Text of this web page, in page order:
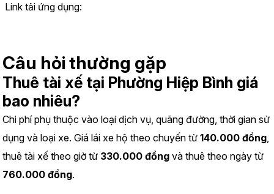
Link tải ứng dụng:
Câu hỏi thường gặp
Thuê tài xế tại Phường Hiệp Bình giá
bao nhiêu?
Chi phí phụ thuộc vào loại dịch vụ, quãng đường, thời gian sử
dụng và loại xe. Giá lái xe hộ theo chuyến từ 140.000 đồng,
thuê tài xế theo giờ từ 330.000 đồng
760.000 đồng.